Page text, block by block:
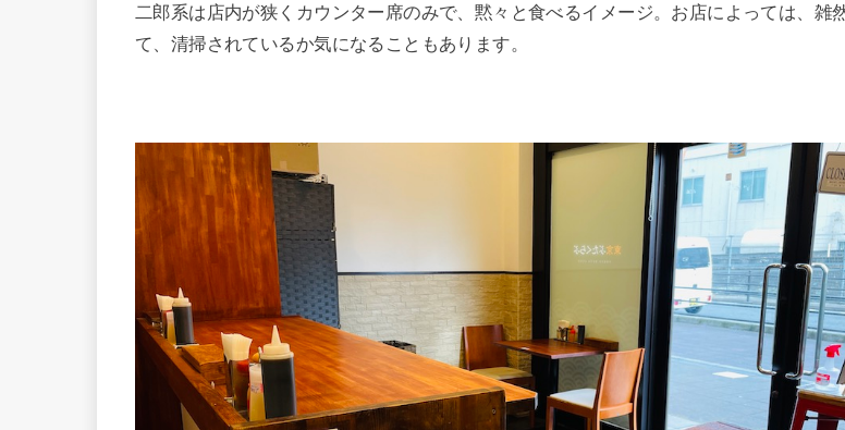
二郎系は店内が狭くカウンター席のみで、黙々と食べるイメージ。お店によっては、雑
て、清掃されているか気になることもあります。